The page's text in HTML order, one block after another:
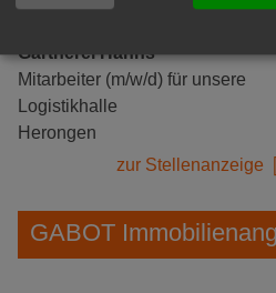
Gärtnerei Hanns
Mitarbeiter (m/w/d) für unsere
Logistikhalle
Herongen
zur Stellenanzeige
GABOT